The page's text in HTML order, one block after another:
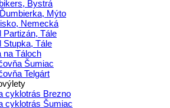
Bystrá
Mýto
Nemecká
Partizán, Tále
Stupka, Tále
na Táloch
Šumiac
Telgárt
cyklotrás Brezno
cyklotrás Šumiac